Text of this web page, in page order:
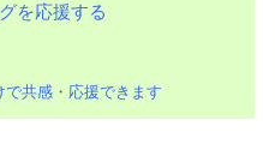
を応援する
で共感・応援できます